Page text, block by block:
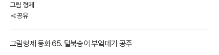
그림 형제
공유
그림형제 동화 65. 털북숭이 부엌데기 공주